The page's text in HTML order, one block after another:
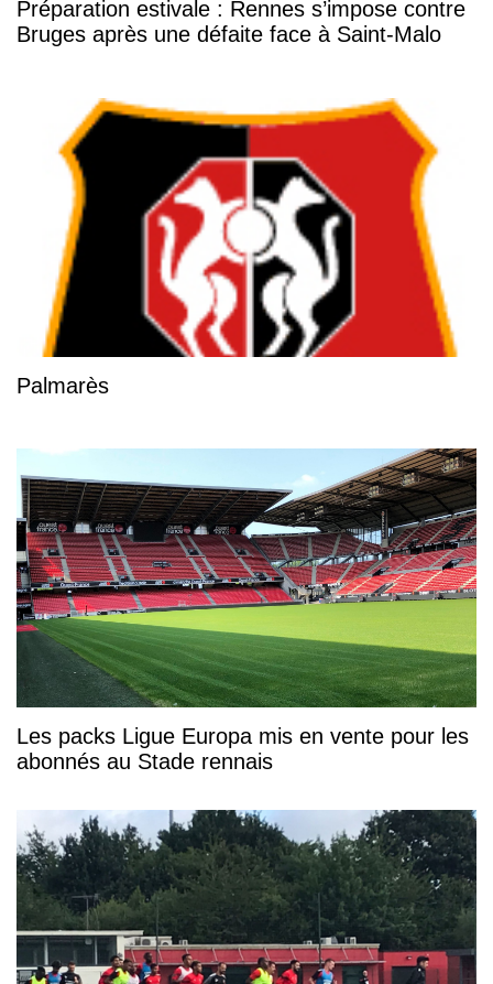
Préparation estivale : Rennes s’impose contre
Bruges après une défaite face à Saint-Malo
Palmarès
Les packs Ligue Europa mis en vente pour les
abonnés au Stade rennais